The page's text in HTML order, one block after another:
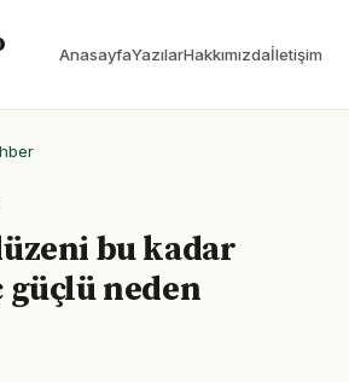
AnasayfaYazılarHakkımızdaİletişim
bu kadar
güçlü neden